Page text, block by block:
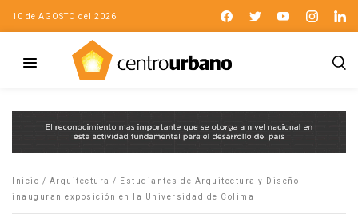
10 de AGOSTO del 2026
Inicio / Arquitectura /
Estudiantes de Arquitectura y Diseño
inauguran exposición en la Universidad de Colima